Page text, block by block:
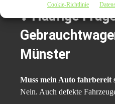
Cookie-Richtlinie
❓ Häufige
Münster
Muss mein Auto fahrbereit
Nein. Auch defekte